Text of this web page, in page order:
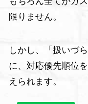
限りません。
しかし、「扱いづ
に、対応優先順位
えられます。